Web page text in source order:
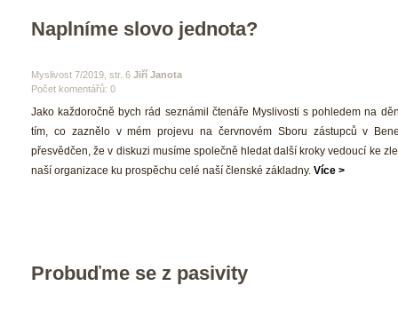
Naplníme slovo jednota?
Myslivost 7/2019, str. 6 Jiří Janota
Počet komentářů: 0
Jako každoročně bych rád seznámil čtenáře Myslivosti s pohledem na
tím, co zaznělo v mém projevu na červnovém Sboru zástupců v
přesvědčen, že v diskuzi musíme společně hledat další kroky vedoucí ke
naší organizace ku prospěchu celé naší členské základny. Více >
Probuďme se z pasivity